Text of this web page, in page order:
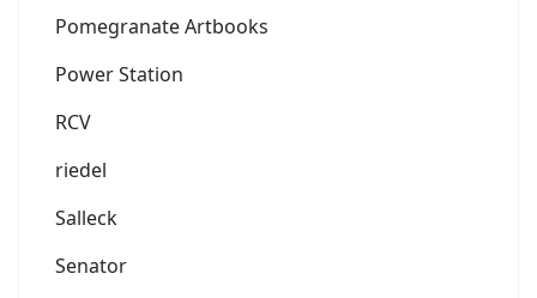
Pomegranate Artbooks
Power Station
RCV
riedel
Salleck
Senator